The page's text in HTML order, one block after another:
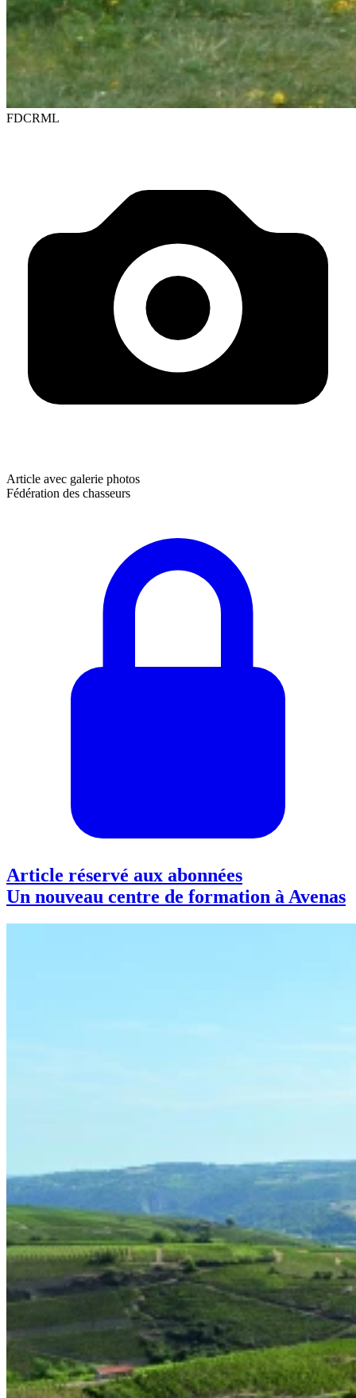
FDCRML
Article avec galerie photos
Fédération des chasseurs
Article réservé aux abonnées
Un nouveau centre de formation à Avenas